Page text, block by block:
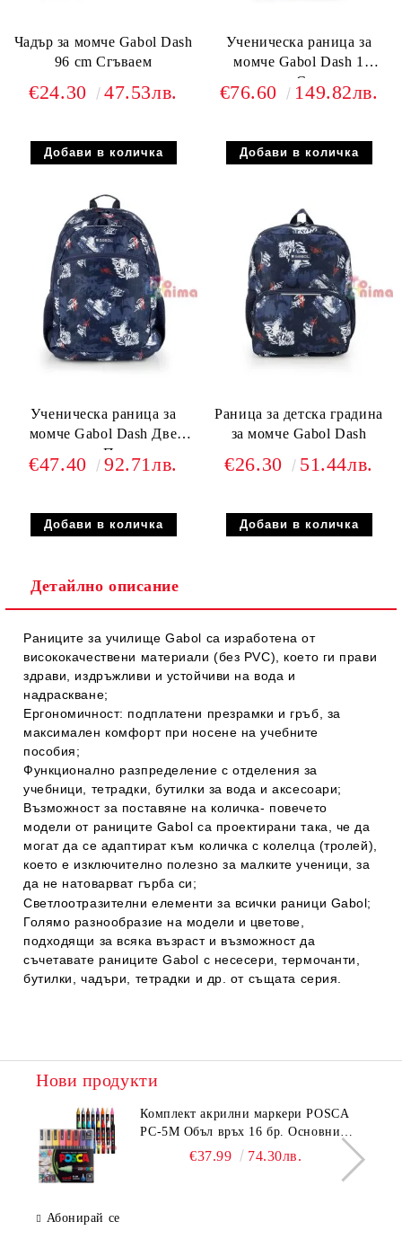
Чадър за момче Gabol Dash
96 cm Сгъваем
€24.30 47.53лв.
Ученическа раница за
момче Gabol Dash 1
отделение Свалящи се
колелца
€76.60 149.82лв.
Ученическа раница за
момче Gabol Dash Две
отделения Подплатен
полиестерен гръб
€47.40 92.71лв.
Раница за детска градина
за момче Gabol Dash
€26.30 51.44лв.
Детайлно описание
Раниците за училище Gabol са изработена от
висококачествени материали(без PVC),
което ги прави
здрави, издръжливи и устойчиви на вода и
надраскване;
Ергономичност: подплатени презрамки и гръб, за
максимален комфорт при носене на учебните
пособия;
Функционално разпределение с отделения за
учебници, тетрадки, бутилки за вода и аксесоари;
Възможност за поставяне на количка- повечето
модели от раниците Gabol са проектирани така, че да
могат да се адаптират към количка с колелца (тролей),
което е изключително полезно за малките ученици, за
да не натоварват гърба си;
Светлоотразителни елементи за всички раници Gabol;
Голямо разнообразие на модели и цветове,
подходящи за всяка възраст и възможност да
съчетавате раниците Gabol с несесери, термочанти,
бутилки, чадъри, тетрадки и др. от същата серия.
Нови продукти
Комплeкт акрилни маркери POSCA
PC-5M Объл връх 16 бр. Основни
€37.99 74.30лв.
Абонирай се